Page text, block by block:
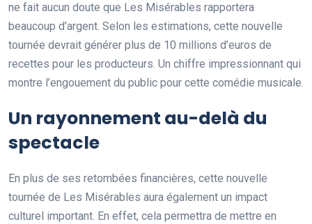
ne fait aucun doute que Les Misérables rapportera
beaucoup d’argent. Selon les estimations, cette nouvelle
tournée devrait générer plus de 10 millions d’euros de
recettes pour les producteurs. Un chiffre impressionnant qui
montre l’engouement du public pour cette comédie musicale.
Un rayonnement au-delà du
spectacle
En plus de ses retombées financières, cette nouvelle
tournée de Les Misérables aura également un impact
culturel important. En effet, cela permettra de mettre en